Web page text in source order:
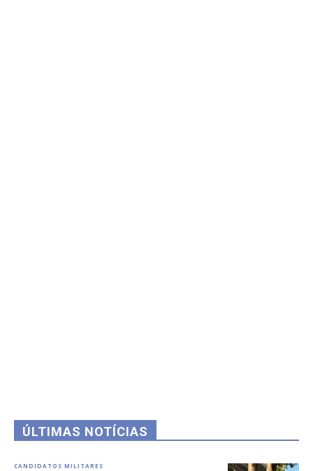
ÚLTIMAS NOTÍCIAS
CANDIDATOS MILITARES